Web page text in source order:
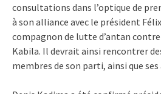
consultations dans l’optique de
à son alliance avec le président
compagnon de lutte d’antan
Kabila. Il devrait ainsi rencontrer
membres de son parti, ainsi que